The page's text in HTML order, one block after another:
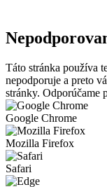
Táto stránka používa
nepodporuje a preto
stránky. Odporúčame
Google Chrome
Mozilla Firefox
Safari